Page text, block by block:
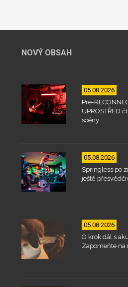
NOVÝ OBSAH
05.08.2026
Pre-
UPROSTŘED
scény
05.08.2026
Springless po
ještě
05.08.2026
O krok dál s
Zapomeňte